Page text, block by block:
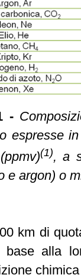
-
espresse
(1), a
e argon) o
km di
alla